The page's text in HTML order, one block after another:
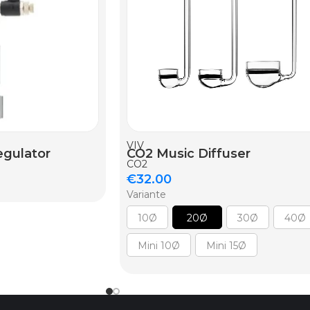
VIV
CO2 Music Diffuser
CO2
€32.00
Variante
10Ø
20Ø 30Ø 40Ø
Mini 10Ø Mini 15Ø